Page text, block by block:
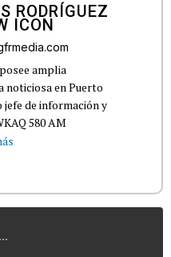
RODRÍGUEZ
amplia
noticiosa en Puerto
jefe de información y
580 AM
...